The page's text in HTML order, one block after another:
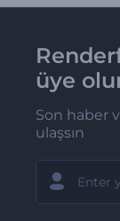
üye
Son haber
ulaşsın